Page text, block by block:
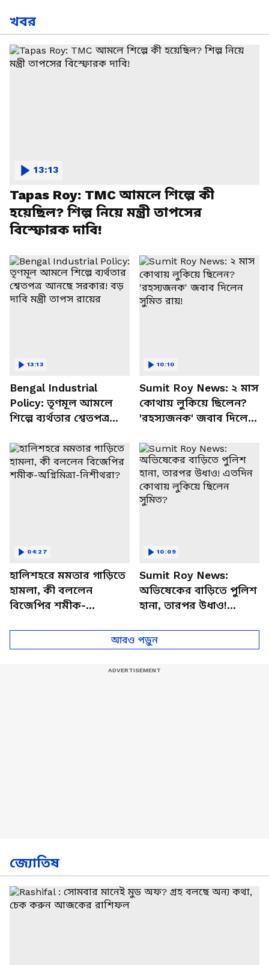
খবর
Tapas Roy: TMC আমলে শিল্পে কী
হয়েছিল? শিল্প নিয়ে মন্ত্রী তাপসের
বিস্ফোরক দাবি!
13:13
Bengal Industrial
Policy: তৃণমূল আমলে
শিল্পে ব্যর্থতার শ্বেতপত্র
মন্ত্রী তাপস রায়ের
13:13
Sumit Roy News: ২ মাস
কোথায় লুকিয়ে ছিলেন?
'রহস্যজনক' জবাব দিলেন
10:10
হালিশহরে মমতার গাড়িতে
হামলা, কী বললেন
বিজেপির শমীক-
04:27
Sumit Roy News:
অভিষেকের বাড়িতে পুলিশ
হানা, তারপর উধাও!
ছিলেন সুমিত?
10:09
আরও পড়ুন
জ্যোতিষ